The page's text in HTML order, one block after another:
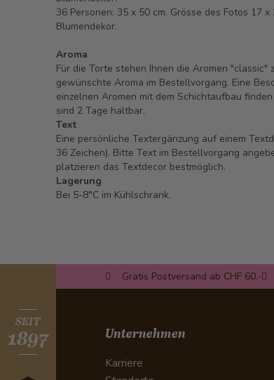
36 Personen: 35 x 50 cm. Grösse des Fotos 17 x
Blumendekor.
Aroma
Für die Torte stehen Ihnen die Aromen
gewünschte Aroma im Bestellvorgang. Eine
einzelnen Aromen mit dem Schichtaufbau
sind 2 Tage haltbar.
Text
Eine persönliche Textergänzung auf einem
36 Zeichen). Bitte Text im Bestellvorgang
platzieren das Textdecor bestmöglich.
Lagerung
Bei 5-8°C im Kühlschrank.
Gratis Postversand ab CHF 60.-
SEIT
1897
Unternehmen
Karriere